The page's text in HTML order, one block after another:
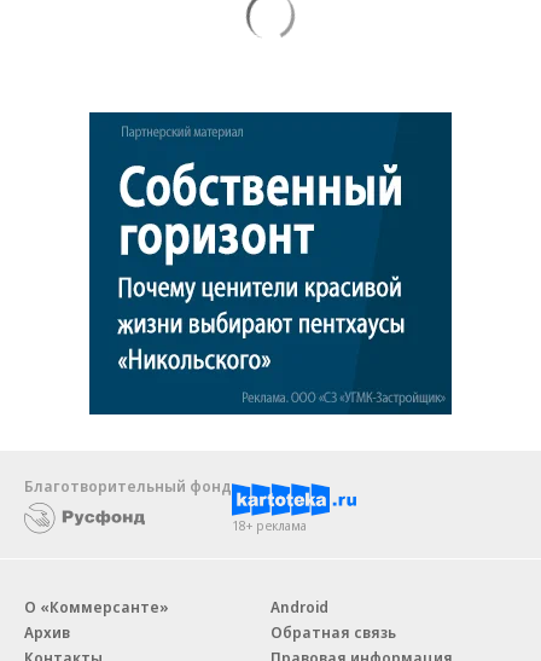
Благотворительный фонд
18+ реклама
О «Коммерсанте»
Архив
Android
Обратная связь